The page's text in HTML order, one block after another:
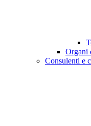
Organi
Consulenti e